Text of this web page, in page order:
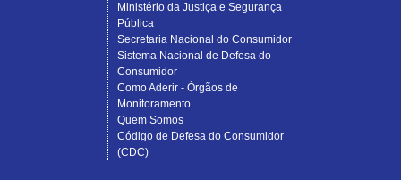
Ministério da Justiça e Segurança
Pública
Secretaria Nacional do Consumidor
Sistema Nacional de Defesa do
Consumidor
Como Aderir - Órgãos de
Monitoramento
Quem Somos
Código de Defesa do Consumidor
(CDC)